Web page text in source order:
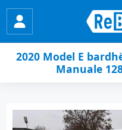
2020 Model E
Manuale